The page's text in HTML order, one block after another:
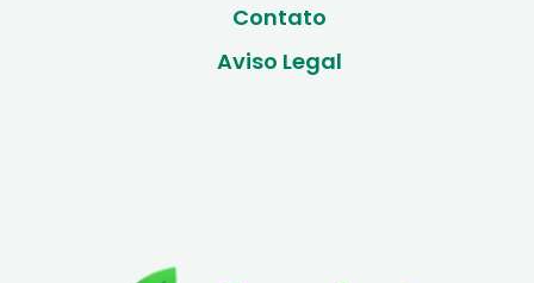
Contato
Aviso Legal